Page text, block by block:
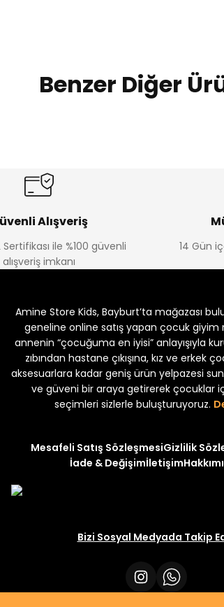
Benzer Diğer
%22
Yeni₺ 250 ₺ 320
Alışveriş
Sertifikası ile %100 güvenli
alışveriş imkanı
14 Gün
Amine Store Kids, Bayburt’ta mağazası
geneline online satış yapan çocuk giyim
annenin “çocuğuma en iyisi” anlayışıyla
zıbından hastane çıkışına, kız ve erkek
aksesuarlara kadar geniş ürün yelpazesi
ve güveni bir araya getirerek çocuklar
seçimleri sizlerle buluşturuyoruz.
Mesafeli Satış SözleşmesiGizlilik
İade & Değişimİletişim
Bizi Sosyal Medyada Takip